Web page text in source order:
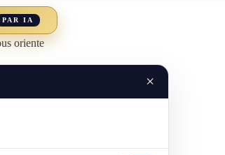
PAR IA
oriente
×